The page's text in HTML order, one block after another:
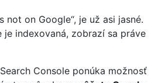
not on Google“, je už asi jasné.
je indexovaná, zobrazí sa práve
Console ponúka možnosť